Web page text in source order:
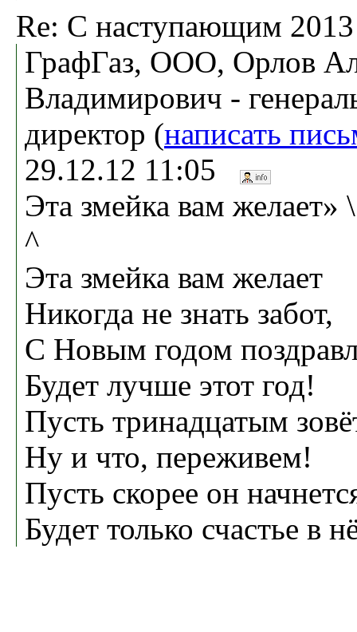
Re: С наступающим
ГрафГаз, ООО, Орлов
Владимирович -
директор (написать
29.12.12 11:05
Эта змейка вам
^
Эта змейка вам желает
Никогда не знать забот,
С Новым годом
Будет лучше этот год!
Пусть тринадцатым
Ну и что, переживем!
Пусть скорее он
Будет только счастье в